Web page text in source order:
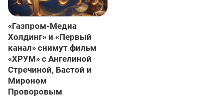
«Газпром-Медиа
Холдинг» и «Первый
канал» снимут фильм
«ХРУМ» с Ангелиной
Стречиной, Бастой и
Мироном
Проворовым